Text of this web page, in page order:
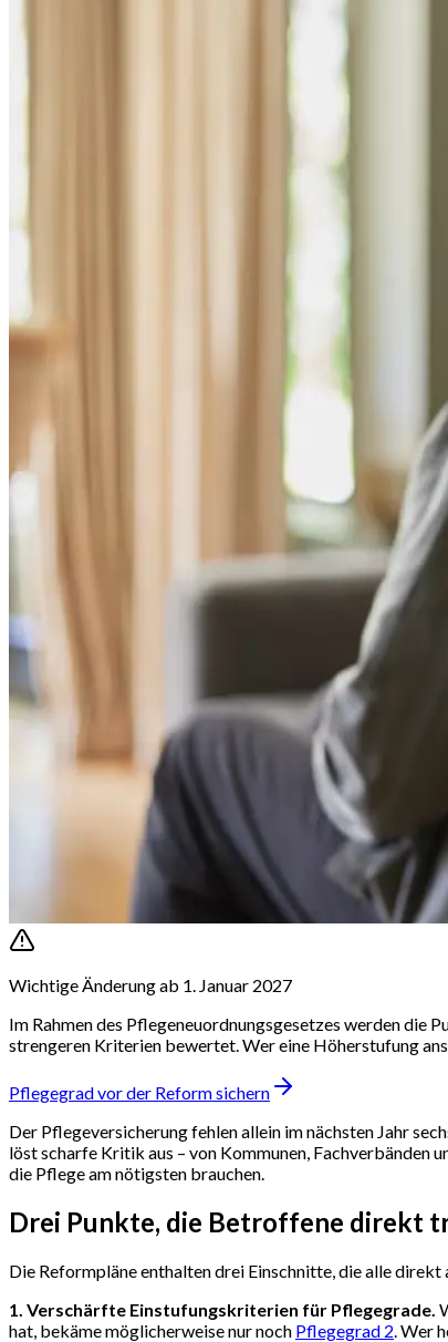
Wichtige Änderung ab 1. Januar 2027
Im Rahmen des Pflegeneuordnungsgesetzes werden die
strengeren Kriterien bewertet. Wer eine Höherstufung
Pflegegrad vor der Reform sichern
Der Pflegeversicherung fehlen allein im nächsten Jahr
löst scharfe Kritik aus – von Kommunen, Fachverbänden
die Pflege am nötigsten brauchen.
Drei Punkte, die Betroffene direkt
Die Reformpläne enthalten drei Einschnitte, die alle
1. Verschärfte Einstufungskriterien für Pflegegrade.
hat, bekäme möglicherweise nur noch Pflegegrad 2 . Wer